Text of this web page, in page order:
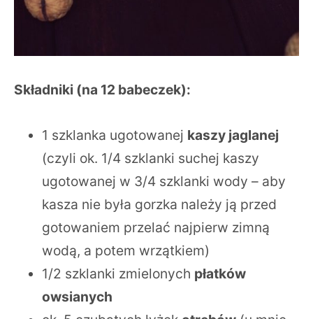
Składniki (na 12 babeczek):
1 szklanka ugotowanej kaszy jaglanej
(czyli ok. 1/4 szklanki suchej kaszy
ugotowanej w 3/4 szklanki wody – aby
kasza nie była gorzka należy ją przed
gotowaniem przelać najpierw zimną
wodą, a potem wrzątkiem)
1/2 szklanki zmielonych płatków
owsianych